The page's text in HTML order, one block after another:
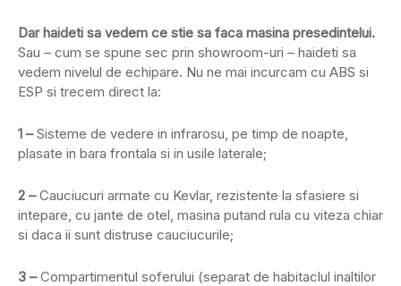
Dar haideti sa vedem ce stie sa faca masina presedintelui.
Sau – cum se spune sec prin showroom-uri – haideti sa
vedem nivelul de echipare. Nu ne mai incurcam cu ABS si
ESP si trecem direct la:
1 –Sisteme de vedere in infrarosu, pe timp de noapte,
plasate in bara frontala si in usile laterale;
2 –Cauciucuri armate cu Kevlar, rezistente la sfasiere si
intepare, cu jante de otel, masina putand rula cu viteza chiar
si daca ii sunt distruse cauciucurile;
3 –Compartimentul soferului (separat de habitaclul inaltilor